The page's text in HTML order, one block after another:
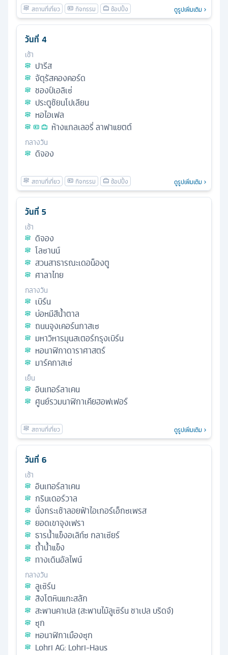
ดูรูปเพิ่มเติม
วันที่ 4
เช้า
ปารีส
จัตุรัสคองคอร์ด
ชองป์เอลิเซ่
ประตูชัยนโปเลียน
หอไอเฟล
ห้างแกลเลอรี่ ลาฟาแยตต์
กลางวัน
ดิจอง
ดูรูปเพิ่มเติม
วันที่ 5
เช้า
ดิจอง
โลซานน์
สวนสาธารณะเดอน็องตู
ศาลาไทย
กลางวัน
เบิร์น
บ่อหมีสีน้ําตาล
ถนนจุงเคอร์นกาสเซ
มหาวิหารมุนสเตอร์กรุงเบิร์น
หอนาฬิกาดาราศาสตร์
มาร์คกาสเซ่
เย็น
อินเทอร์ลาเคน
ศูนย์รวมนาฬิกาเคียฮอฟเฟอร์
ดูรูปเพิ่มเติม
วันที่ 6
เช้า
อินเทอร์ลาเคน
กรินเดอร์วาล
นั่งกระเช้าลอยฟ้าไอเกอร์เอ็กซเพรส
ยอดเขาจุงเฟรา
ธารน้ำแข็งอเลิท์ซ กลาเซียร์
ถ้ำน้ำแข็ง
ทางเดินอัลไพน์
กลางวัน
ลูเซิร์น
สิงโตหินแกะสลัก
สะพานคาเปล (สะพานไม้ลูเซิร์น ชาเปล บริดจ์)
ซุก
หอนาฬิกาเมืองซุก
Lohri AG: Lohri-Haus